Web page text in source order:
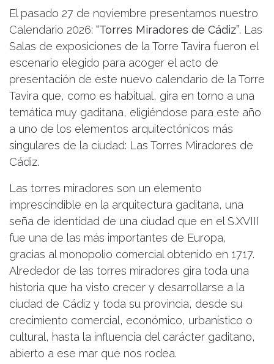
El pasado 27 de noviembre presentamos nuestro
Calendario 2026: “Torres Miradores de Cádiz”. Las
Salas de exposiciones de la Torre Tavira fueron el
escenario elegido para acoger el acto de
presentación de este nuevo calendario de la Torre
Tavira que, como es habitual, gira en torno a una
temática muy gaditana, eligiéndose para este año
a uno de los elementos arquitectónicos más
singulares de la ciudad: Las Torres Miradores de
Cádiz.
Las torres miradores son un elemento
imprescindible en la arquitectura gaditana, una
seña de identidad de una ciudad que en el S.XVIII
fue una de las más importantes de Europa,
gracias al monopolio comercial obtenido en 1717.
Alrededor de las torres miradores gira toda una
historia que ha visto crecer y desarrollarse a la
ciudad de Cádiz y toda su provincia, desde su
crecimiento comercial, económico, urbanístico o
cultural, hasta la influencia del carácter gaditano,
abierto a ese mar que nos rodea.